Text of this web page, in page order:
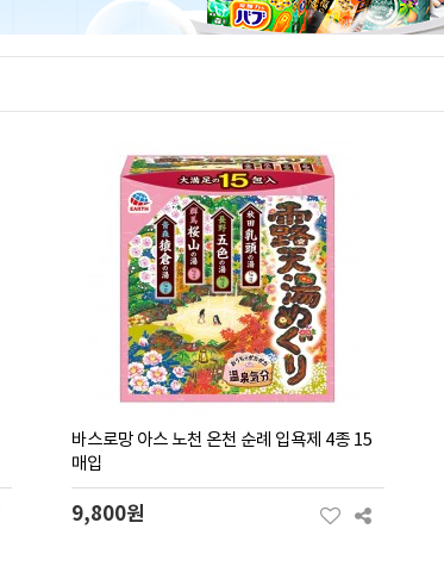
바스로망 아스 노천 온천 순례 입욕제 4종 15
매입
9,800원